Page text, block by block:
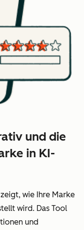
und die
in KI-
wie Ihre Marke
wird. Das Tool
und